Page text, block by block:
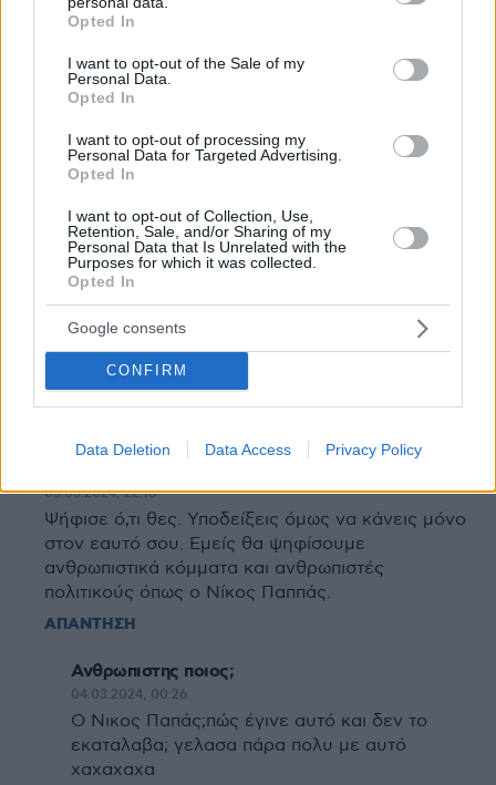
grant or deny consent to Google and its third-party tags to
use your data for below specified purposes in below Google
consent section.
Opted In
I want to opt-out of the Sale of my
Personal Data.
Opted In
I want to opt-out of processing my
Personal Data for Targeted Advertising.
Opted In
I want to opt-out of Collection, Use,
Retention, Sale, and/or Sharing of my
Personal Data that Is Unrelated with the
Purposes for which it was collected.
Opted In
Google consents
CONFIRM
Data Deletion Data Access Privacy Policy
Το 3% θα είναι ευτυχία σε λίγο καιρό, πάνε καρφί για
ΑΠΑΝΤΗΣΗ
03.03.2024, 19:13
Αν είσαι κακόψυχος-παλιάνθρωπος-τιποτένιος-
ψέκας-τεμπελόσκυλο-ψεύτης-σκευωρός, ψήφισε
τους αριστερούς, αν δεν είστε κάτι από τα ανωτέρω
τότε όλοι μαζί Ν.Δ. και Κυριάκο Μητσοτάκη. Δεν
κάνουν οι αριστεροί για τίποτα, τα υπόλοιπα κόμματα
είναι για τα μπάζα.
Επειδή δεν είμαστε η πρώτη κατηγορία που γράφεις,
03.03.2024, 22:18
Ψήφισε ό,τι θες. Υποδείξεις όμως να κάνεις μόνο
στον εαυτό σου. Εμείς θα ψηφίσουμε
ανθρωπιστικά κόμματα και ανθρωπιστές
πολιτικούς όπως ο Νίκος Παππάς.
ΑΠΑΝΤΗΣΗ
Ανθρωπιστης ποιος;
04.03.2024, 00:26
Ο Νικος Παπάς;πώς έγινε αυτό και δεν το
εκαταλαβα; γελασα πάρα πολυ με αυτό
χαχαχαχα